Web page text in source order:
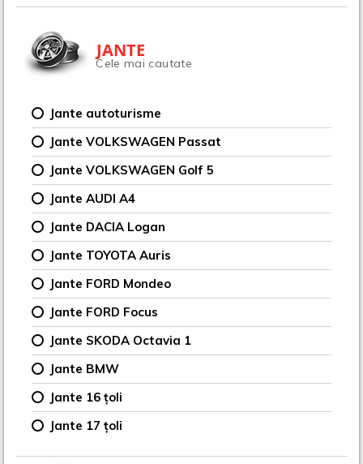
JANTE
Cele mai cautate
Jante autoturisme
Jante VOLKSWAGEN Passat
Jante VOLKSWAGEN Golf 5
Jante AUDI A4
Jante DACIA Logan
Jante TOYOTA Auris
Jante FORD Mondeo
Jante FORD Focus
Jante SKODA Octavia 1
Jante BMW
Jante 16 țoli
Jante 17 țoli